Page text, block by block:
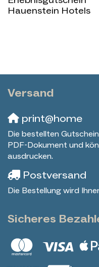
Hauenstein Hotels
Versand
print@home
Die bestellten
PDF-Dokument und
ausdrucken.
Postversand
Die Bestellung wird
Sicheres